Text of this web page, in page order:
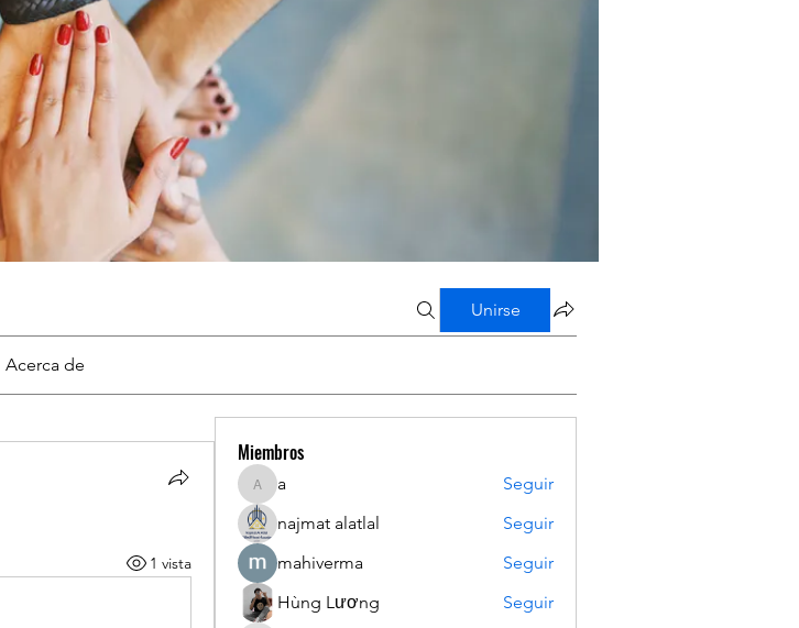
Unirse
Acerca de
1 vista
Miembros
a
a
Seguir
najmat alatlal
Seguir
mahiverma
Seguir
Hùng Lương
Seguir